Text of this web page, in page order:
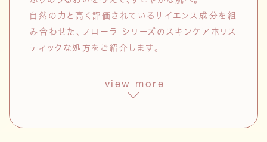
自然の力と高く評価されているサイエンス成分を組
み合わせた、フローラ シリーズのスキンケアホリス
ティックな処方をご紹介します。
フローラシリーズ共通成分
view more